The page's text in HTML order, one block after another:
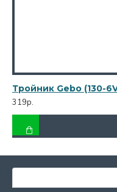
319р.